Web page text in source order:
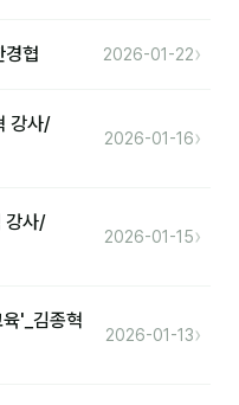
경협 2026-01-22›
강사/
2026-01-16›
강사/
2026-01-15›
'_김종혁
2026-01-13›